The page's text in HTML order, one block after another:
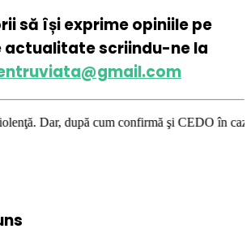
să își exprime opiniile pe
actualitate scriindu-ne la
cum confirmă şi CEDO în cazul